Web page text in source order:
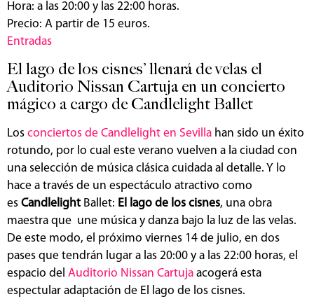
Hora: a las 20:00 y las 22:00 horas.
Precio: A partir de 15 euros.
Entradas
El lago de los cisnes’ llenará de velas el
Auditorio Nissan Cartuja en un concierto
mágico a cargo de Candlelight Ballet
Los conciertos de Candlelight en Sevilla han sido un éxito
rotundo, por lo cual este verano vuelven a la ciudad con
una selección de música clásica cuidada al detalle. Y lo
hace a través de un espectáculo atractivo como
es Candlelight Ballet: El lago de los cisnes, una obra
maestra que une música y danza bajo la luz de las velas.
De este modo, el próximo viernes 14 de julio, en dos
pases que tendrán lugar a las 20:00 y a las 22:00 horas, el
espacio del Auditorio Nissan Cartuja acogerá esta
espectular adaptación de El lago de los cisnes.